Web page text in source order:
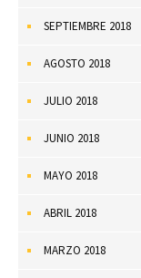
SEPTIEMBRE 2018
AGOSTO 2018
JULIO 2018
JUNIO 2018
MAYO 2018
ABRIL 2018
MARZO 2018